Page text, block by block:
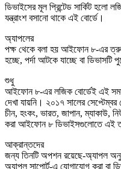
ডিভাইসের মূল প্রিন্টেড সার্কিট
যন্ত্রাংশ বসানো থাকে এই বোর্ডে।
অ্যাপলের
পক্ষ থেকে বলা হয় আইফোন ৮-এর
হচ্ছে, পর্দা আটকে যাচ্ছে বা ডিভাসটি
শুধু
আইফোন ৮-এর লজিক বোর্ডেই এই
দেখা যায়নি। ২০১৭ সালের সেপ্টেম্বর
চীন, হংকং, ভারত, জাপান, ম্যাকাউ, নিউ
করা আইফোন ৮ ডিভাইসগুলোতে এই
আক্রান্তদের
জন্য তিনটি অপশন রয়েছে-অ্যাপল
অ্যাপল সাপোর্ট-এ যোগাযোগ করা বা